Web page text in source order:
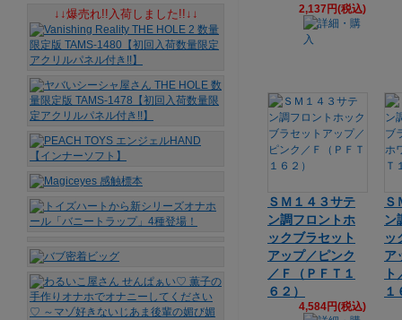
2,137円(税込)
ＳＭ１４３サテ
ン調フロントホ
ックブラセット
アップ／ピンク
／Ｆ（ＰＦＴ１
６２）
4,584円(税込)
Ｓ
ン
ッ
ア
１
↓↓爆売れ!!入荷しました!!↓↓